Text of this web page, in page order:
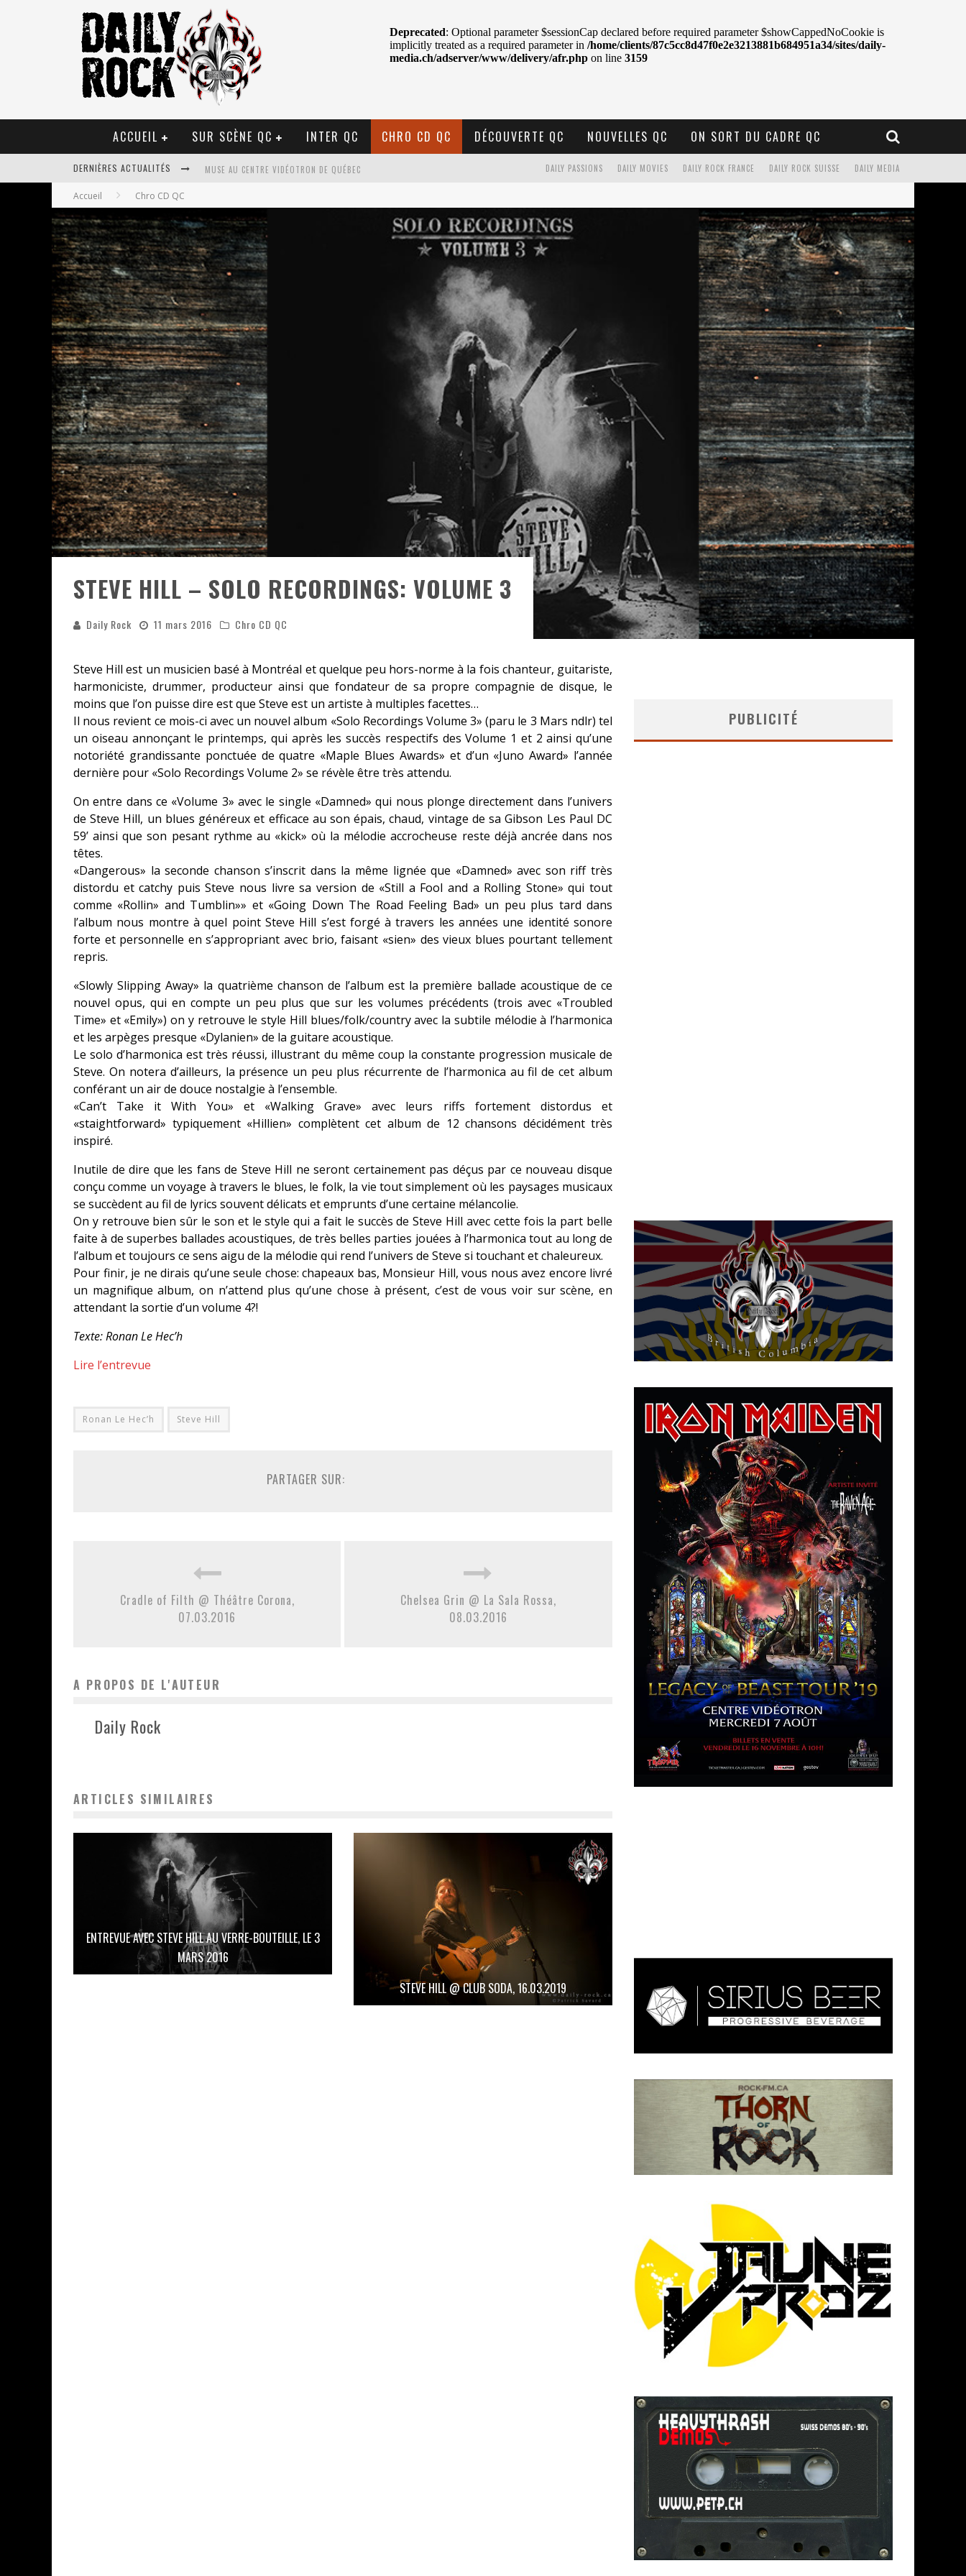
ACCUEIL SUR SCÈNE QC INTER QC CHRO CD QC DÉCOUVERTE QC NOUVELLES QC ON SORT DU CADRE QC
DERNIÈRES ACTUALITÉS MUSE AU CENTRE VIDÉOTRON DE QUÉBEC
JOURNEY AU CENTRE VIDÉOTRON : SAME OR SEPARATE WAYS?
LA TRAGÉDIE SORT DE LA NOUVELLE MUSIQUE
TOVE LO ÉTAIT DE PASSAGE AU MTELUS
LES DANSEURS ÉTOILES PARASITENT TON CIEL
JEFF MARTIN AU CORONA DE MONTRÉAL
ON VA SE LE DIRE, SWORD EST DE RETOUR
LA COMPIL’ ZOO DE SLAM DISQUES EST DE RETOUR
LES RÊVES SONT FAITS POUR ÊTRE RÉALISÉS
DEATH NOTE SILENCE - COLLIDE AND COLLAPSE
ÉNORME SUCCÈS POUR MUSE ET SES SHOWS AU QUÉBEC
DAILY MEDIA
DAILY ROCK SUISSE
DAILY ROCK FRANCE
DAILY MOVIES
DAILY PASSIONS
Accueil Chro CD QC
STEVE HILL – SOLO RECORDINGS: VOLUME 3
Daily Rock 11 mars 2016 Chro CD QC
Steve Hill est un musicien basé à Montréal et quelque peu hors-norme à la fois chanteur, guitariste,
harmoniciste, drummer, producteur ainsi que fondateur de sa propre compagnie de disque, le
moins que l’on puisse dire est que Steve est un artiste à multiples facettes…
Il nous revient ce mois-ci avec un nouvel album «Solo Recordings Volume 3» (paru le 3 Mars ndlr) tel
un oiseau annonçant le printemps, qui après les succès respectifs des Volume 1 et 2 ainsi qu’une
notoriété grandissante ponctuée de quatre «Maple Blues Awards» et d’un «Juno Award» l’année
dernière pour «Solo Recordings Volume 2» se révèle être très attendu.
On entre dans ce «Volume 3» avec le single «Damned» qui nous plonge directement dans l’univers
de Steve Hill, un blues généreux et efficace au son épais, chaud, vintage de sa Gibson Les Paul DC
59’ ainsi que son pesant rythme au «kick» où la mélodie accrocheuse reste déjà ancrée dans nos
têtes.
«Dangerous» la seconde chanson s’inscrit dans la même lignée que «Damned» avec son riff très
distordu et catchy puis Steve nous livre sa version de «Still a Fool and a Rolling Stone» qui tout
comme «Rollin» and Tumblin»» et «Going Down The Road Feeling Bad» un peu plus tard dans
l’album nous montre à quel point Steve Hill s’est forgé à travers les années une identité sonore
forte et personnelle en s’appropriant avec brio, faisant «sien» des vieux blues pourtant tellement
repris.
«Slowly Slipping Away» la quatrième chanson de l’album est la première ballade acoustique de ce
nouvel opus, qui en compte un peu plus que sur les volumes précédents (trois avec «Troubled
Time» et «Emily») on y retrouve le style Hill blues/folk/country avec la subtile mélodie à l’harmonica
et les arpèges presque «Dylanien» de la guitare acoustique.
Le solo d’harmonica est très réussi, illustrant du même coup la constante progression musicale de
Steve. On notera d’ailleurs, la présence un peu plus récurrente de l’harmonica au fil de cet album
conférant un air de douce nostalgie à l’ensemble.
«Can’t Take it With You» et «Walking Grave» avec leurs riffs fortement distordus et
«staightforward» typiquement «Hillien» complètent cet album de 12 chansons décidément très
inspiré.
Inutile de dire que les fans de Steve Hill ne seront certainement pas déçus par ce nouveau disque
conçu comme un voyage à travers le blues, le folk, la vie tout simplement où les paysages musicaux
se succèdent au fil de lyrics souvent délicats et emprunts d’une certaine mélancolie.
On y retrouve bien sûr le son et le style qui a fait le succès de Steve Hill avec cette fois la part belle
faite à de superbes ballades acoustiques, de très belles parties jouées à l’harmonica tout au long de
l’album et toujours ce sens aigu de la mélodie qui rend l’univers de Steve si touchant et chaleureux.
Pour finir, je ne dirais qu’une seule chose: chapeaux bas, Monsieur Hill, vous nous avez encore livré
un magnifique album, on n’attend plus qu’une chose à présent, c’est de vous voir sur scène, en
attendant la sortie d’un volume 4?!
Texte: Ronan Le Hec’h
Lire l’entrevue
Ronan Le Hec’h Steve Hill
PARTAGER SUR:
Cradle of Filth @ Théâtre Corona,
07.03.2016
Chelsea Grin @ La Sala Rossa,
08.03.2016
A PROPOS DE L'AUTEUR
Daily Rock
ARTICLES SIMILAIRES
ENTREVUE AVEC STEVE HILL AU VERRE-BOUTEILLE, LE 3
MARS 2016
STEVE HILL @ CLUB SODA, 16.03.2019
PUBLICITÉ